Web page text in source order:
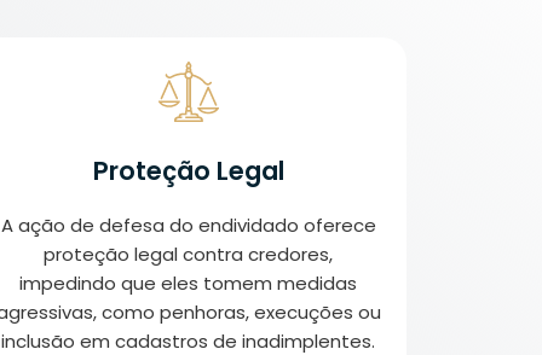
Proteção Legal
A ação de defesa do endividado oferece
proteção legal contra credores,
impedindo que eles tomem medidas
como penhoras, execuções ou
inclusão em cadastros de inadimplentes.